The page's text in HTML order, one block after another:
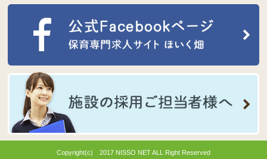
Copyright(c) 2017 NISSO NET ALL Right Reserved